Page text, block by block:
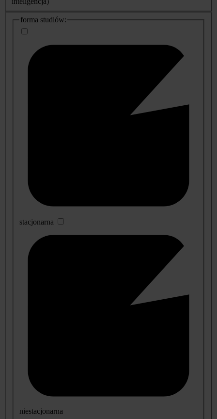
dodatkowe
informacje
forma studiów:
stacjonarna
niestacjonarna